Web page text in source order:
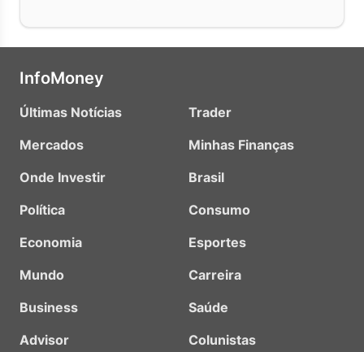
InfoMoney
Últimas Notícias
Mercados
Onde Investir
Política
Economia
Mundo
Business
Advisor
Trader
Minhas Finanças
Brasil
Consumo
Esportes
Carreira
Saúde
Colunistas